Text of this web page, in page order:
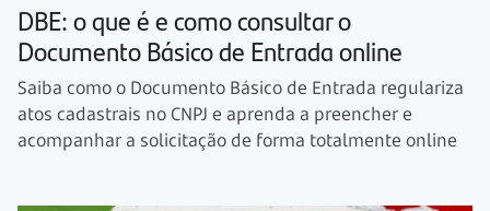
DBE: o que é e como consultar o
Documento Básico de Entrada online
Saiba como o Documento Básico de Entrada regulariza
atos cadastrais no CNPJ e aprenda a preencher e
acompanhar a solicitação de forma totalmente online